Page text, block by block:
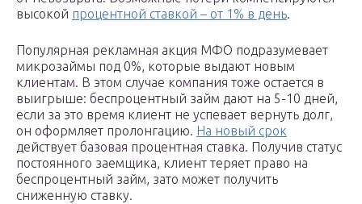
высокой процентной ставкой – от 1% в день.
Популярная рекламная акция МФО подразумевает
микрозаймы под 0%, которые выдают новым
клиентам. В этом случае компания тоже остается в
выигрыше: беспроцентный займ дают на 5-10 дней,
если за это время клиент не успевает вернуть долг,
он оформляет пролонгацию. На новый срок
действует базовая процентная ставка. Получив статус
постоянного заемщика, клиент теряет право на
беспроцентный займ, зато может получить
сниженную ставку.